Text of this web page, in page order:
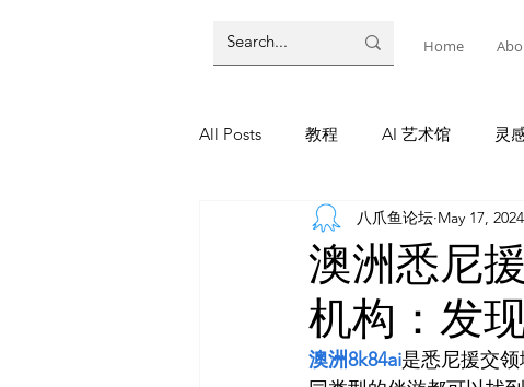
Home
All Posts 教程 AI 艺术馆 灵
AI 工具 AI Tool
灵感库 AI 新闻
澳洲悉尼
机构：发
八爪鱼论坛 May 17, 2024
澳洲8k84ai是悉尼援交领